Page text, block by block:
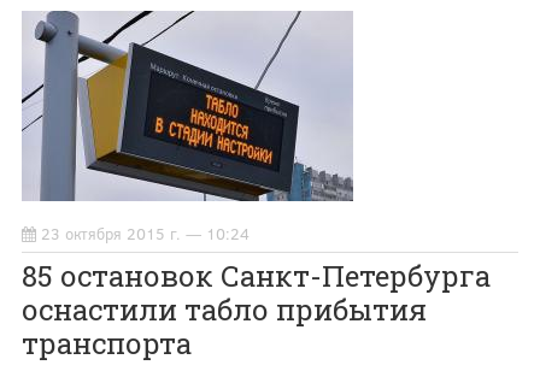
23 октября 2015 г. — 10:24
85 остановок Санкт-Петербурга
оснастили табло прибытия
транспорта